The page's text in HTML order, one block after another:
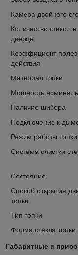
Камера двойного
Количество стекол в
дверце
Коэффициент
действия
Материал топки
Мощность
Наличие шибера
Подключение к
Режим работы топки
Система очистки
Состояние
Способ открытия
топки
Тип топки
Форма стекла топки
Габаритные и